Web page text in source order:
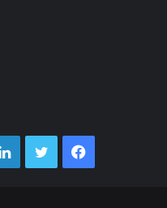
فيسبوك تويتر